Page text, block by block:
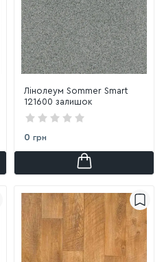
Лінолеум Sommer Smart
121600 залишок
0 грн